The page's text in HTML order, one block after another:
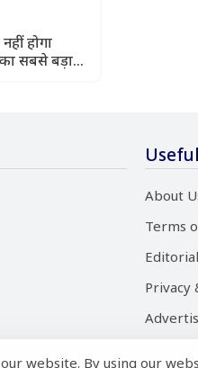
होगा
का सबसे बड़ा
About
Terms
Privacy
website. By using our